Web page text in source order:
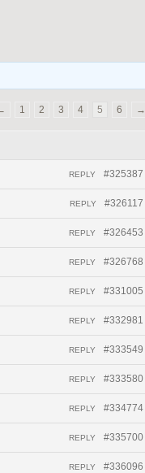
1 2 3 4 5 6 →
#325387
REPLY
#326117
REPLY
#326453
REPLY
#326768
REPLY
#331005
REPLY
#332981
REPLY
#333549
REPLY
#333580
REPLY
#334774
REPLY
#335700
REPLY
#336096
REPLY